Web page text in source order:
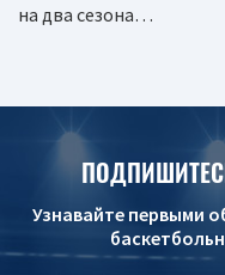
на два сезона…
Узнавайте первыми